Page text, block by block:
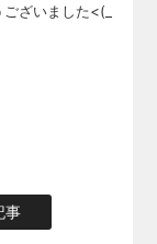
ざいました<(_
事